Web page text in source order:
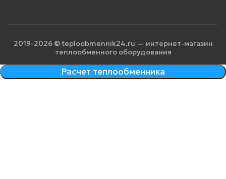
2019-2026 © teploobmennik24.ru — интернет-магазин
теплообменного оборудования
Расчет теплообменника